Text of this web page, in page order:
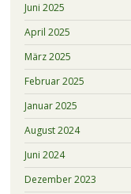
Juni 2025
April 2025
März 2025
Februar 2025
Januar 2025
August 2024
Juni 2024
Dezember 2023